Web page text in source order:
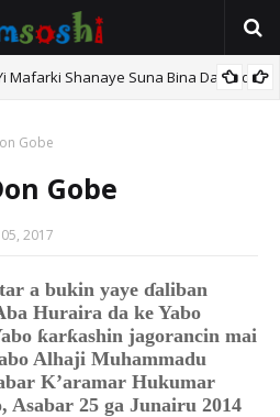
Mafarki Shanaye Suna Bina Da Gudu
Gobe
Gobe
2017
a bukin yaye ɗaliban
Huraira da ke Yabo
ƙarƙashin jagorancin mai
Alhaji Muhammadu
K’aramar Hukumar
Asabar 25 ga Junairu 2014